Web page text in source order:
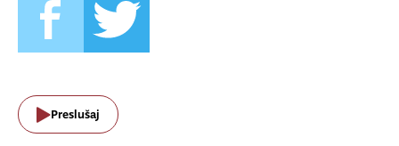
Preslušaj